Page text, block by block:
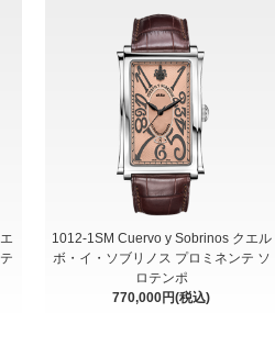
1012-1SM Cuervo y Sobrinos クエル
ボ・イ・ソブリノス プロミネンテ ソ
ロテンポ
770,000円(税込)